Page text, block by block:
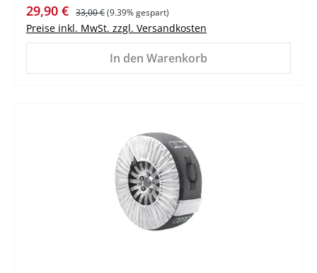
Verkaufspreis:
29,90 € Regulärer Preis:
33,00 €(9.39% gespart)
Preise inkl. MwSt. zzgl. Versandkosten
In den Warenkorb